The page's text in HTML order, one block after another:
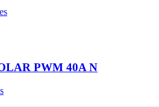
PWM 40A N